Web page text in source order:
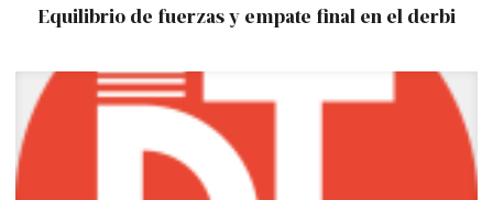
Equilibrio de fuerzas y empate final en el derbi